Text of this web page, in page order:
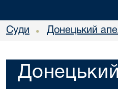
Суди • Донецький